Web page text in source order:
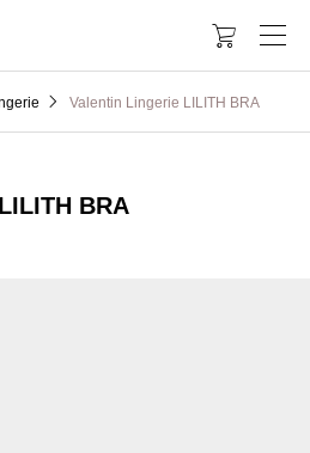

Valentin Lingerie LILITH BRA
BRA